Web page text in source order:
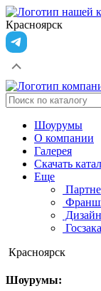
Красноярск
Шоурумы
О компании
Галерея
Скачать
Еще
Красноярск
Шоурумы: